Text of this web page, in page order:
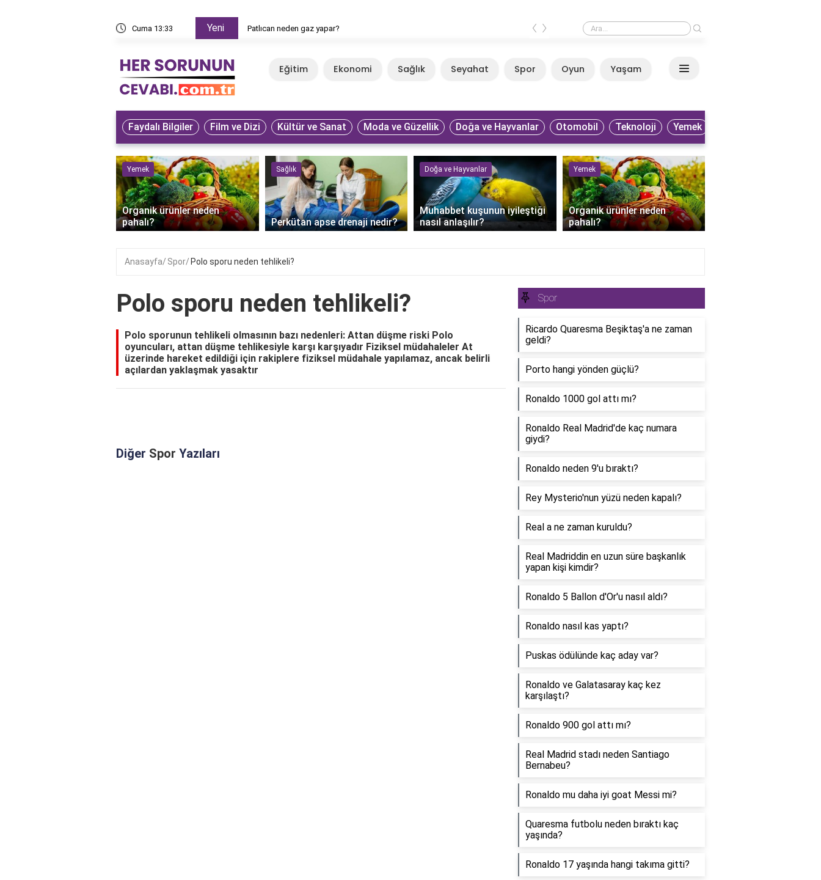
Cuma 13:33 Yeni Patlıcan neden gaz yapar? Patlıcan neden gaz yapar?
‹ ›
Eğitim Ekonomi Sağlık Seyahat Spor Oyun Yaşam
Faydalı Bilgiler Film ve Dizi Kültür ve Sanat Moda ve Güzellik Doğa ve Hayvanlar Otomobil Teknoloji Yemek
Yemek
Organik ürünler neden
pahalı?
Sağlık
Perkütan apse drenaji nedir?
Doğa ve Hayvanlar
Muhabbet kuşunun iyileştiği
nasıl anlaşılır?
Yemek
Organik ürünler neden
pahalı?
Anasayfa Spor Polo sporu neden tehlikeli?
Polo sporu neden tehlikeli?
Polo sporunun tehlikeli olmasının bazı nedenleri: Attan düşme riski Polo
oyuncuları, attan düşme tehlikesiyle karşı karşıyadır Fiziksel müdahaleler At
üzerinde hareket edildiği için rakiplere fiziksel müdahale yapılamaz, ancak belirli
açılardan yaklaşmak yasaktır
Diğer Spor Yazıları
Spor
Ricardo Quaresma Beşiktaş'a ne zaman
geldi?
Porto hangi yönden güçlü?
Ronaldo 1000 gol attı mı?
Ronaldo Real Madrid'de kaç numara
giydi?
Ronaldo neden 9'u bıraktı?
Rey Mysterio'nun yüzü neden kapalı?
Real a ne zaman kuruldu?
Real Madriddin en uzun süre başkanlık
yapan kişi kimdir?
Ronaldo 5 Ballon d'Or'u nasıl aldı?
Ronaldo nasıl kas yaptı?
Puskas ödülünde kaç aday var?
Ronaldo ve Galatasaray kaç kez
karşılaştı?
Ronaldo 900 gol attı mı?
Real Madrid stadı neden Santiago
Bernabeu?
Ronaldo mu daha iyi goat Messi mi?
Quaresma futbolu neden bıraktı kaç
yaşında?
Ronaldo 17 yaşında hangi takıma gitti?